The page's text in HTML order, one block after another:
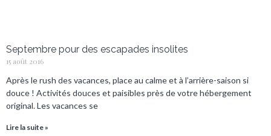
Septembre pour des escapades insolites
15 août 2016
Après le rush des vacances, place au calme et à l’arrière-saison si
douce ! Activités douces et paisibles près de votre hébergement
original. Les vacances se
Lire la suite »